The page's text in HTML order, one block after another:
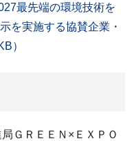
最先端の環境技術を
を実施する協賛企業・
）
ＧＲＥＥＮ×ＥＸＰＯ